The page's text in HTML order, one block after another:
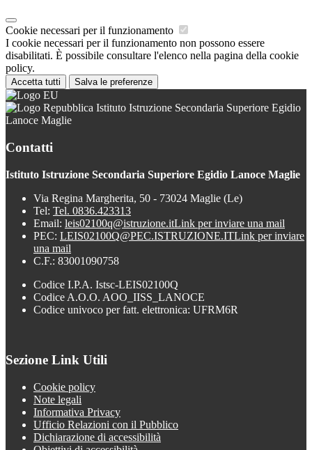
Cookie necessari per il funzionamento
I cookie necessari per il funzionamento non possono essere
disabilitati. È possibile consultare l'elenco nella pagina della cookie
policy.
Accetta tutti Salva le preferenze
Istituto Istruzione Secondaria Superiore Egidio
Lanoce Maglie
Contatti
Istituto Istruzione Secondaria Superiore Egidio Lanoce Maglie
Via Regina Margherita, 50 - 73024 Maglie (Le)
Tel: Tel. 0836.423313
Email: leis02100q@istruzione.itLink per inviare una mail
PEC: LEIS02100Q@PEC.ISTRUZIONE.ITLink per inviare
una mail
C.F.: 83001090758
Codice I.P.A. Istsc-LEIS02100Q
Codice A.O.O. AOO_IISS_LANOCE
Codice univoco per fatt. elettronica: UFRM6R
Sezione Link Utili
Cookie policy
Note legali
Informativa Privacy
Ufficio Relazioni con il Pubblico
Dichiarazione di accessibilità